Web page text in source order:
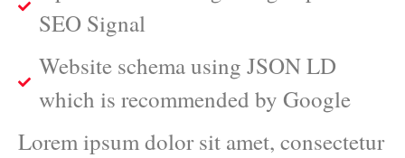
SEO Signal
Website schema using JSON LD
which is recommended by Google
Lorem ipsum dolor sit amet, consectetur